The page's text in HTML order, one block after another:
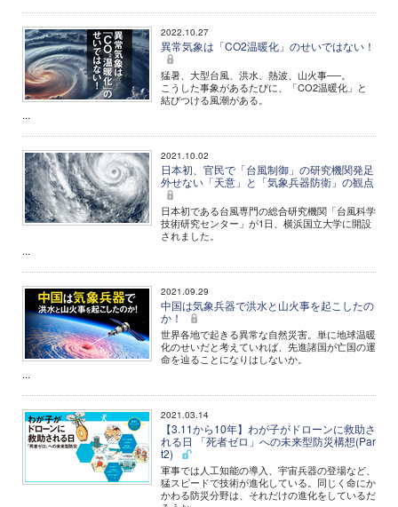
2022.10.27
異常気象は「CO2温暖化」のせいではない！
猛暑、大型台風、洪水、熱波、山火事──。
こうした事象があるたびに、「CO2温暖化」と
結びつける風潮がある。
...
2021.10.02
日本初、官民で「台風制御」の研究機関発足
外せない「天意」と「気象兵器防衛」の観点
日本初である台風専門の総合研究機関「台風科学
技術研究センター」が1日、横浜国立大学に開設
されました。
...
2021.09.29
中国は気象兵器で洪水と山火事を起こしたの
か！
世界各地で起きる異常な自然災害。単に地球温暖
化のせいだと考えていれば、先進諸国が亡国の運
命を辿ることになりはしないか。
...
2021.03.14
【3.11から10年】わが子がドローンに救助さ
れる日 「死者ゼロ」への未来型防災構想(Par
t2)
軍事では人工知能の導入、宇宙兵器の登場など、
猛スピードで技術が進化している。同じく命にか
かわる防災分野は、それだけの進化をしているだ